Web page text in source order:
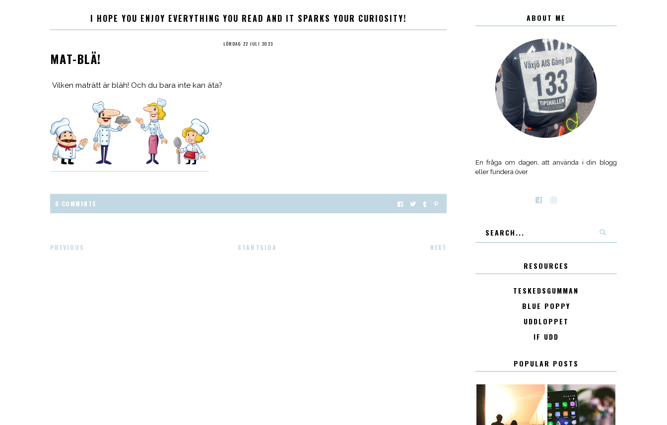
I HOPE YOU ENJOY EVERYTHING YOU READ AND IT SPARKS YOUR CURIOSITY!
LÖRDAG 22 JULI 2023
MAT-BLÄ!
Vilken maträtt är bläh! Och du bara inte kan äta?
0 COMMENTS
PREVIOUS STARTSIDA NEXT
ABOUT ME
En fråga om dagen, att använda i din blogg
eller fundera över
RESOURCES
TESKEDSGUMMAN
BLUE POPPY
UDDLOPPET
IF UDD
POPULAR POSTS